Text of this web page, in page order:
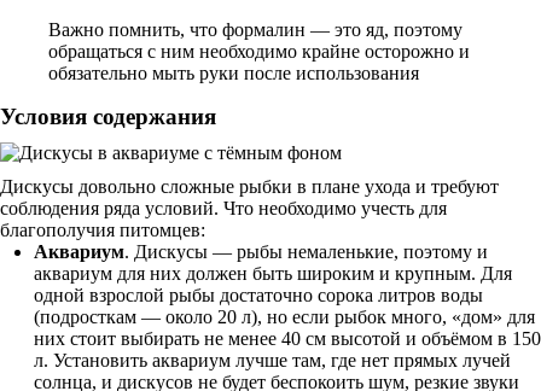
Важно помнить, что формалин — это яд, поэтому
обращаться с ним необходимо крайне осторожно и
обязательно мыть руки после использования
Условия содержания
Дискусы довольно сложные рыбки в плане ухода и требуют
соблюдения ряда условий. Что необходимо учесть для
благополучия питомцев:
Аквариум. Дискусы — рыбы немаленькие, поэтому и
аквариум для них должен быть широким и крупным. Для
одной взрослой рыбы достаточно сорока литров воды
(подросткам — около 20 л), но если рыбок много, «дом» для
них стоит выбирать не менее 40 см высотой и объёмом в 150
л. Установить аквариум лучше там, где нет прямых лучей
солнца, и дискусов не будет беспокоить шум, резкие звуки